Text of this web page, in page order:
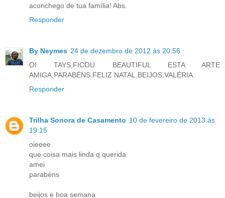
aconchego de tua família! Abs.
Responder
By Neymes 24 de dezembro de 2012 às 20:56
OI TAYS,FICOU BEAUTIFUL ESTA ARTE
AMIGA,PARABÉNS.FELIZ NATAL.BEIJOS.VALÉRIA.
Responder
Trilha Sonora de Casamento 10 de fevereiro de 2013 às
19:15
oieeee
que coisa mais linda q querida
amei
parabéns
beijos e boa semana